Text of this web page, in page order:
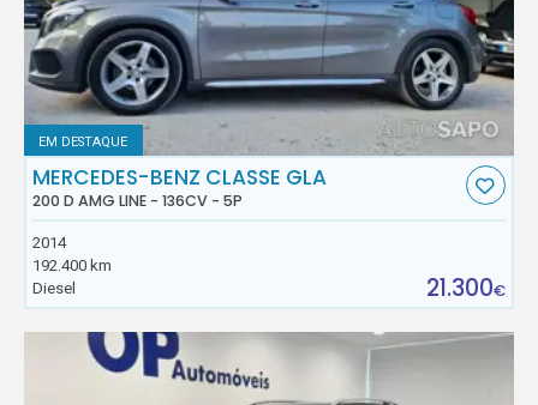
EM DESTAQUE
MERCEDES-BENZ CLASSE GLA
200 D AMG LINE - 136CV - 5P
2014
192.400 km
Diesel
21.300€